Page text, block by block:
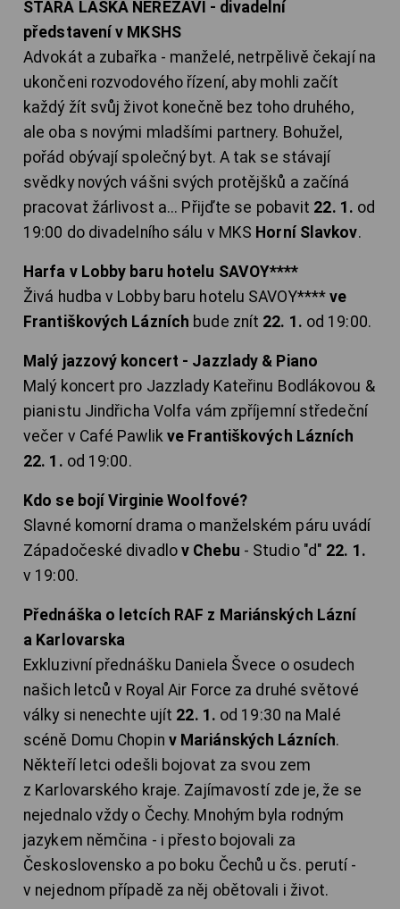
STARÁ LÁSKA NEREZAVÍ - divadelní
představení v MKSHS
Advokát a zubařka - manželé, netrpělivě čekají na
ukončeni rozvodového řízení, aby mohli začít
každý žít svůj život konečně bez toho druhého,
ale oba s novými mladšími partnery. Bohužel,
pořád obývají společný byt. A tak se stávají
svědky nových vášni svých protějšků a začíná
pracovat žárlivost a... Přijďte se pobavit 22. 1. od
19:00 do divadelního sálu v MKS Horní Slavkov.
Harfa v Lobby baru hotelu SAVOY****
Živá hudba v Lobby baru hotelu SAVOY****ve
Františkových Lázních bude znít 22. 1. od 19:00.
Malý jazzový koncert - Jazzlady & Piano
Malý koncert pro Jazzlady Kateřinu Bodlákovou &
pianistu Jindřicha Volfa vám zpříjemní středeční
večer v Café Pawlikve Františkových Lázních
22. 1. od 19:00.
Kdo se bojí Virginie Woolfové?
Slavné komorní drama o manželském páru uvádí
Západočeské divadlov Chebu - Studio "d" 22. 1.
v 19:00.
Přednáška o letcích RAF z Mariánských Lázní
a Karlovarska
Exkluzivní přednášku Daniela Švece o osudech
našich letců v Royal Air Force za druhé světové
války si nenechte ujít 22. 1. od 19:30 na Malé
scéně Domu Chopin v Mariánských Lázních.
Někteří letci odešli bojovat za svou zem
z Karlovarského kraje. Zajímavostí zde je, že se
nejednalo vždy o Čechy. Mnohým byla rodným
jazykem němčina - i přesto bojovali za
Československo a po boku Čechů u čs. perutí -
v nejednom případě za něj obětovali i život.